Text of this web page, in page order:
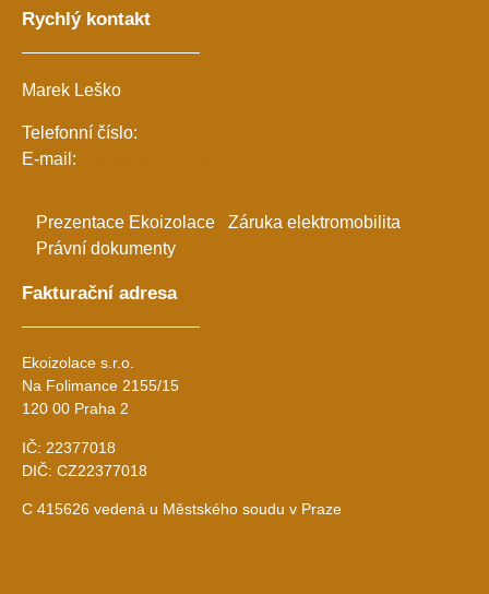
Rychlý kontakt
Marek Leško
Telefonní číslo:
E-mail:
Prezentace Ekoizolace
Záruka elektromobilita
Právní dokumenty
Fakturační adresa
Ekoizolace s.r.o.
Na Folimance 2155/15
120 00 Praha 2
IČ: 22377018
DIČ: CZ22377018
C 415626 vedená u Městského soudu v Praze